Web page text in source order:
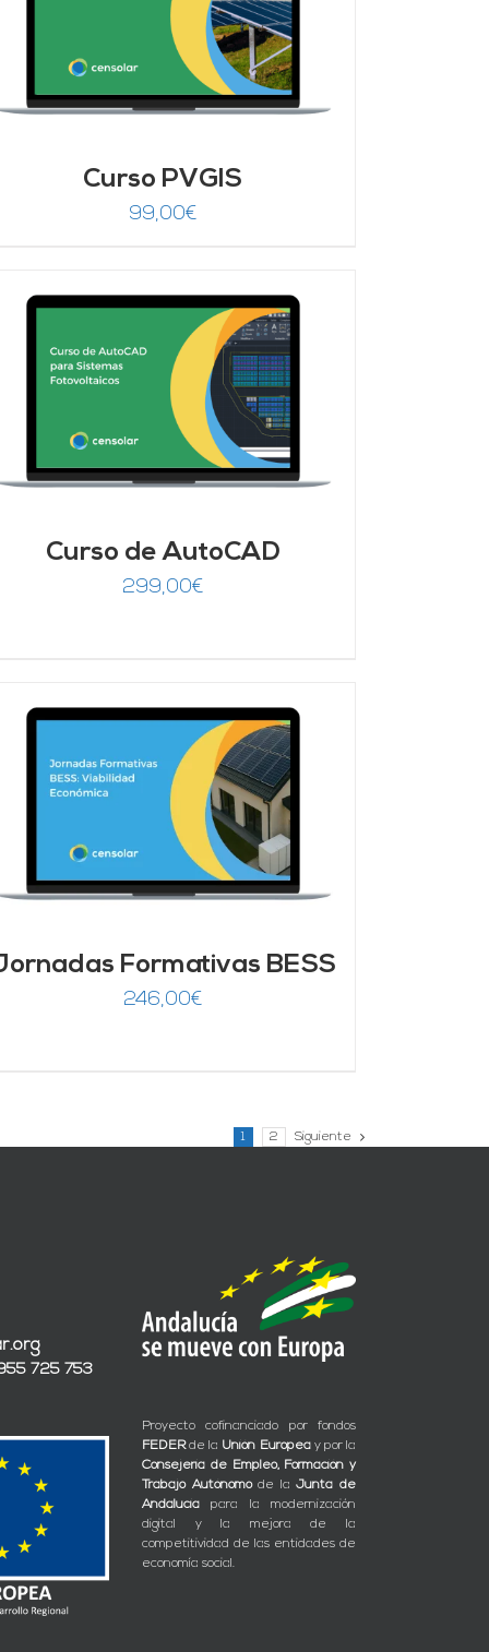
Curso PVGIS
99,00€
Curso de AutoCAD
299,00€
Formativas BESS
246,00€
1 2 Siguiente
725 753
Proyecto cofinanciado por fondos
FEDERde la Unión Europeay por la
Consejería de Empleo, Formación y
Trabajo Autónomode laJunta de
Andalucía para la modernización
digital y la mejora de la
competitividad de las entidades de
economía social.